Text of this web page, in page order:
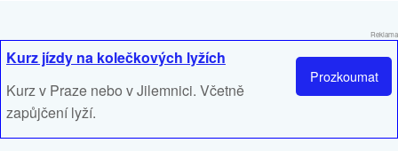
Reklama
Prozkoumat
Kurz jízdy na kolečkových lyžích
Kurz v Praze nebo v Jilemnici. Včetně
zapůjčení lyží.